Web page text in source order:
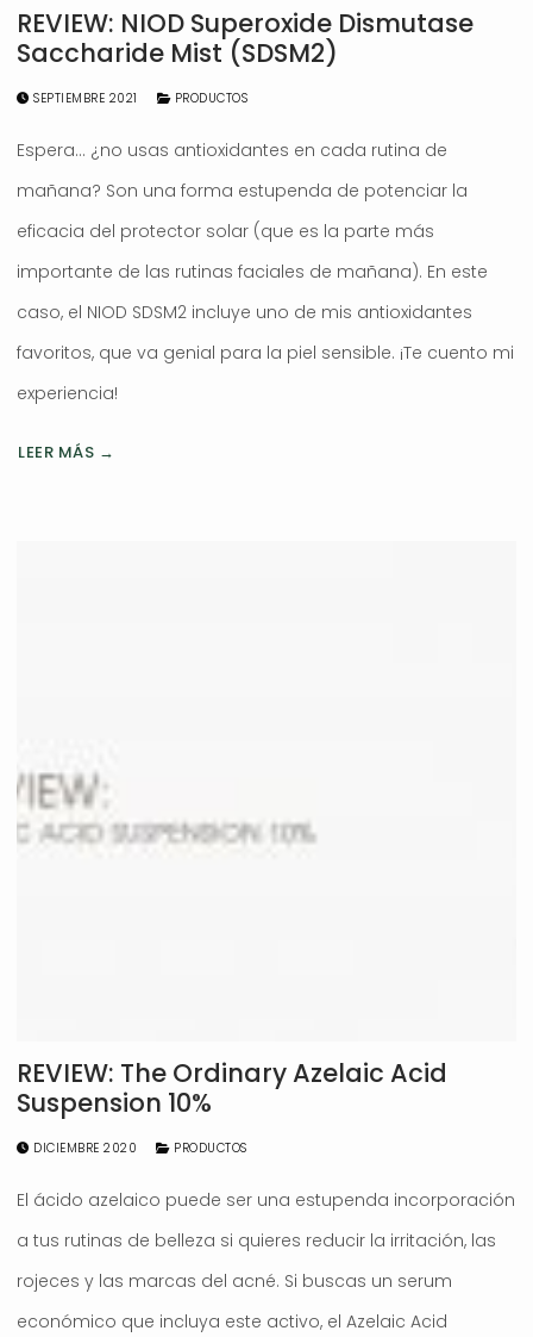
REVIEW: NIOD Superoxide Dismutase
Saccharide Mist (SDSM2)
SEPTIEMBRE 2021 PRODUCTOS
Espera… ¿no usas antioxidantes en cada rutina de
mañana? Son una forma estupenda de potenciar la
eficacia del protector solar (que es la parte más
importante de las rutinas faciales de mañana). En este
caso, el NIOD SDSM2 incluye uno de mis antioxidantes
favoritos, que va genial para la piel sensible. ¡Te cuento mi
experiencia!
LEER MÁS →
REVIEW: The Ordinary Azelaic Acid
Suspension 10%
DICIEMBRE 2020 PRODUCTOS
El ácido azelaico puede ser una estupenda incorporación
a tus rutinas de belleza si quieres reducir la irritación, las
rojeces y las marcas del acné. Si buscas un serum
económico que incluya este activo, el Azelaic Acid